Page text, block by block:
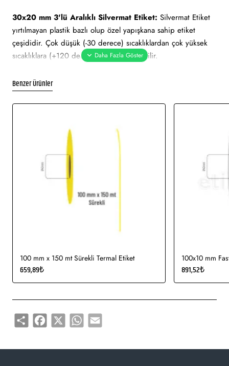
30x20 mm 3'lü Aralıklı Silvermat Etiket: Silvermat Etiket
yırtılmayan plastik bazlı olup özel yapışkana sahip etiket
çeşididir. Çok düşük (-30 derece) sıcaklıklardan çok yüksek
sıcaklıklara (+120 derece) kadar dayanabilir.
yüzeyi de gri renktedir. Etiket çeşitleri arasında en uzun
ömürlü etiketlerdendir. Üst yüzey mat, düz ve gri metalik
renktedir. Termal transfer baskı (Ribon ile baskı)
demirbaş etiketi, alüminyum etiket veya metalize etiket olarak
Yapışkan Türleri:
Kullanım Alanları: Teknik makine ürün etiketi, bilgisayar
Gıda etiketi vb. amaçlar için sayısız sektör tarafından kullanımı
Benzer Ürünler
100 mm x 150 mt Sürekli Termal Etiket
659,89₺
100x10 mm
891,52₺
Share Facebook
X WhatsApp
Email